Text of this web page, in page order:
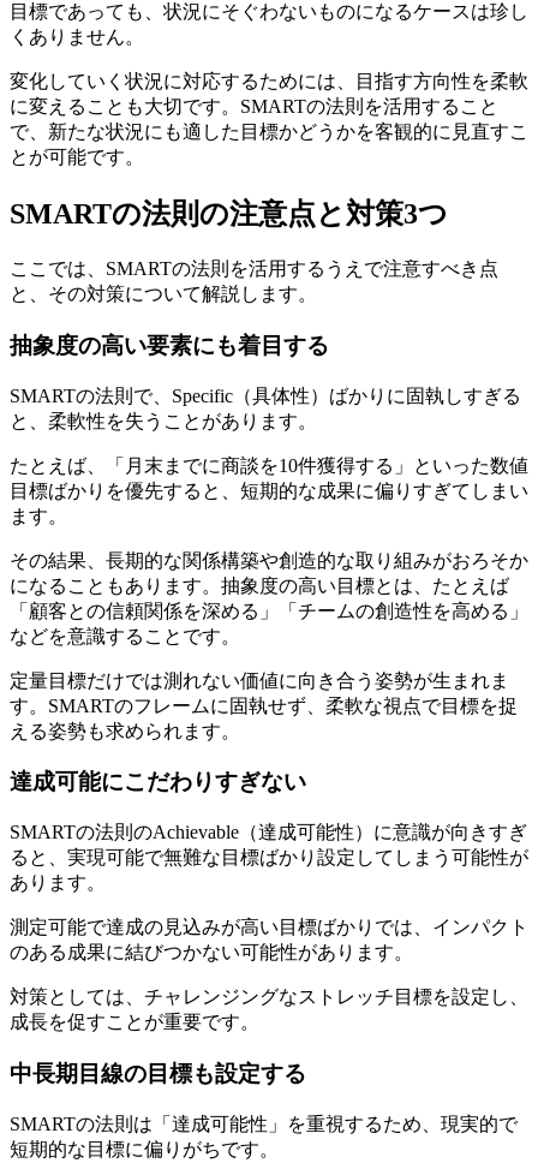
目標であっても、状況にそぐわないものになるケースは珍し
くありません。
変化していく状況に対応するためには、目指す方向性を柔軟
に変えることも大切です。SMARTの法則を活用すること
で、新たな状況にも適した目標かどうかを客観的に見直すこ
とが可能です。
SMARTの法則の注意点と対策3つ
ここでは、SMARTの法則を活用するうえで注意すべき点
と、その対策について解説します。
抽象度の高い要素にも着目する
SMARTの法則で、Specific（具体性）ばかりに固執しすぎる
と、柔軟性を失うことがあります。
たとえば、「月末までに商談を10件獲得する」といった数値
目標ばかりを優先すると、短期的な成果に偏りすぎてしまい
ます。
その結果、長期的な関係構築や創造的な取り組みがおろそか
になることもあります。抽象度の高い目標とは、たとえば
「顧客との信頼関係を深める」「チームの創造性を高める」
などを意識することです。
定量目標だけでは測れない価値に向き合う姿勢が生まれま
す。SMARTのフレームに固執せず、柔軟な視点で目標を捉
える姿勢も求められます。
達成可能にこだわりすぎない
SMARTの法則のAchievable（達成可能性）に意識が向きすぎ
ると、実現可能で無難な目標ばかり設定してしまう可能性が
あります。
測定可能で達成の見込みが高い目標ばかりでは、インパクト
のある成果に結びつかない可能性があります。
対策としては、チャレンジングなストレッチ目標を設定し、
成長を促すことが重要です。
中長期目線の目標も設定する
SMARTの法則は「達成可能性」を重視するため、現実的で
短期的な目標に偏りがちです。